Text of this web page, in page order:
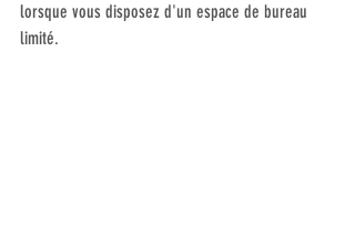
lorsque vous disposez d'un espace de bureau
limité.